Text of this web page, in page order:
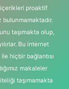
proaktif
taşımakta olup,
Bu internet
hiçbir bağlantısı
makaleler
taşımamakta